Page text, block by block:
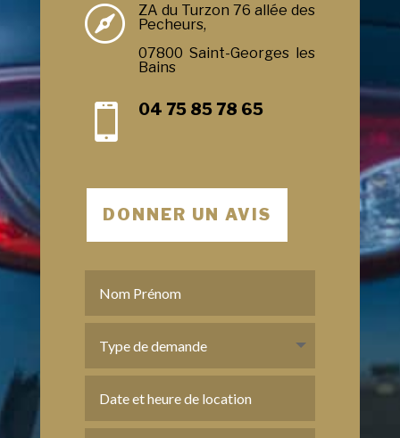

ZA du Turzon 76 allée des
Pecheurs,
07800 Saint-Georges les
Bains
 04 75 85 78 65
DONNER UN AVIS